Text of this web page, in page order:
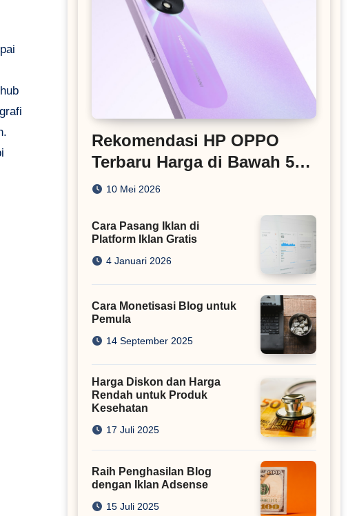
Rekomendasi HP OPPO
Terbaru Harga di Bawah 5
Juta
10 Mei 2026
Cara Pasang Iklan di
Platform Iklan Gratis
4 Januari 2026
Cara Monetisasi Blog untuk
Pemula
14 September 2025
Harga Diskon dan Harga
Rendah untuk Produk
Kesehatan
17 Juli 2025
Raih Penghasilan Blog
dengan Iklan Adsense
15 Juli 2025